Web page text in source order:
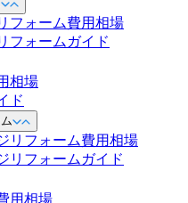
フォーム費用相場
フォームガイド
相場
ド
リフォーム費用相場
リフォームガイド
用相場